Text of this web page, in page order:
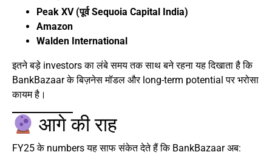
Peak XV (पूर्व Sequoia Capital India)
Amazon
Walden International
इतने बड़े investors का लंबे समय तक साथ बने रहना यह दिखाता है कि
BankBazaar के बिज़नेस मॉडल और long-term potential पर भरोसा
कायम है।
आगे की राह
FY25 के numbers यह साफ संकेत देते हैं कि BankBazaar अब: